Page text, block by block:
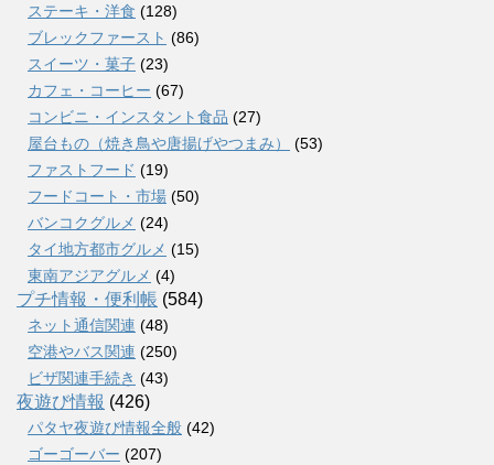
ステーキ・洋食 (128)
ブレックファースト (86)
スイーツ・菓子 (23)
カフェ・コーヒー (67)
コンビニ・インスタント食品 (27)
屋台もの（焼き鳥や唐揚げやつまみ）
(53)
ファストフード (19)
フードコート・市場 (50)
バンコクグルメ (24)
タイ地方都市グルメ (15)
東南アジアグルメ (4)
プチ情報・便利帳 (584)
ネット通信関連 (48)
空港やバス関連 (250)
ビザ関連手続き (43)
夜遊び情報 (426)
パタヤ夜遊び情報全般 (42)
ゴーゴーバー (207)